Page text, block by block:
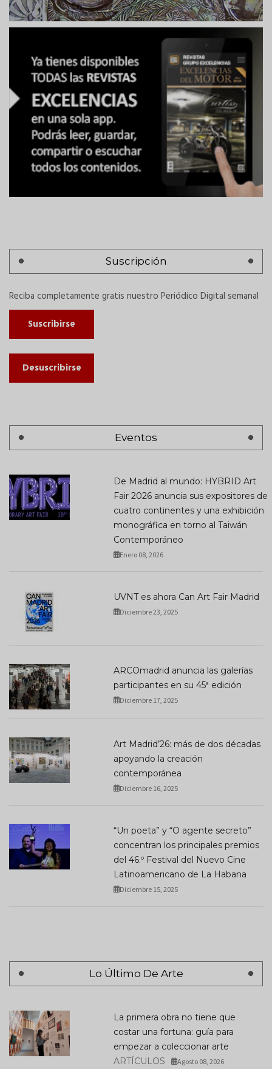
Suscripción
Reciba completamente gratis nuestro Periódico Digital semanal
Suscribirse
Desuscribirse
Eventos
De Madrid al mundo: HYBRID Art
Fair 2026 anuncia sus expositores de
cuatro continentes y una exhibición
monográfica en torno al Taiwán
Contemporáneo
Enero 08, 2026
UVNT es ahora Can Art Fair Madrid
Diciembre 23, 2025
ARCOmadrid anuncia las galerías
participantes en su 45ª edición
Diciembre 17, 2025
Art Madrid’26: más de dos décadas
apoyando la creación
contemporánea
Diciembre 16, 2025
“Un poeta” y “O agente secreto”
concentran los principales premios
del 46.º Festival del Nuevo Cine
Latinoamericano de La Habana
Diciembre 15, 2025
Lo Último De Arte
La primera obra no tiene que
costar una fortuna: guía para
empezar a coleccionar arte
ARTÍCULOS
Agosto 08, 2026